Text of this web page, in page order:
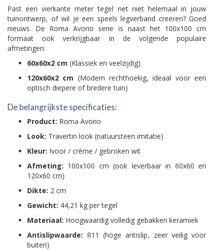
Past een vierkante meter tegel net niet helemaal in jouw
tuinontwerp, of wil je een speels legverband creëren? Goed
nieuws. De Roma Avorio serie is naast het 100x100 cm
formaat ook verkrijgbaar in de volgende populaire
afmetingen:
60x60x2 cm (Klassiek en veelzijdig)
120x60x2 cm (Modern rechthoekig, ideaal voor een
optisch diepere of bredere tuin)
De belangrijkste specificaties:
Product: Roma Avorio
Look: Travertin look (natuursteen imitatie)
Kleur: Ivoor / crème / gebroken wit
Afmeting: 100x100 cm (ook leverbaar in 60x60 en
120x60 cm)
Dikte: 2 cm
Gewicht: 44,21 kg per tegel
Materiaal: Hoogwaardig volledig gebakken keramiek
Antislipwaarde: R11 (hoge antislip, zeer veilig voor
buiten)